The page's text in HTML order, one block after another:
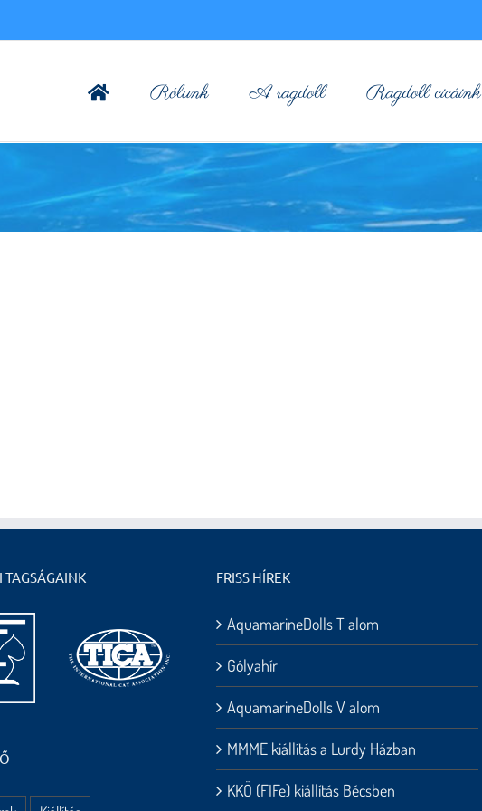
Rólunk A ragdoll Ragdoll cicáink
TAGSÁGAINK FRISS HÍREK
AquamarineDolls T alom
Gólyahír
AquamarineDolls V alom
MMME kiállítás a Lurdy Házban
KKÖ (FIFe) kiállítás Bécsben